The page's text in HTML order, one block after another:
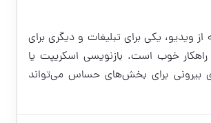
ویدیو، یکی برای تبلیغات و دیگری برای
راهکار خوب است. بازنویسی اسکریپت یا
بیرونی برای بخش‌های حساس می‌تواند